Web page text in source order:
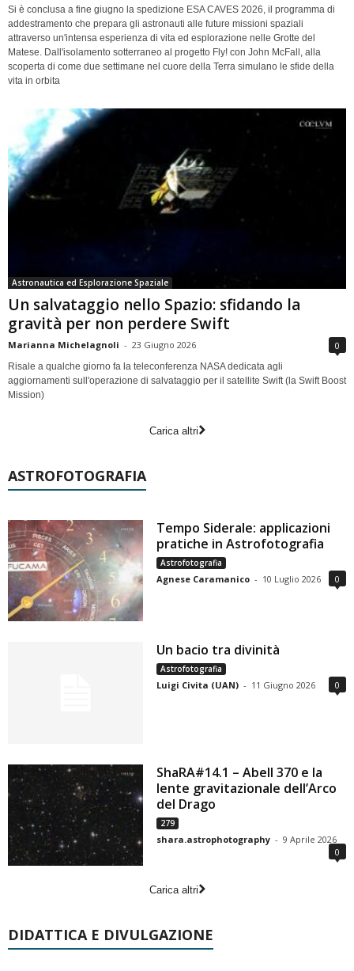
Si è conclusa a fine giugno la spedizione ESA CAVES 2026, il programma di
addestramento che prepara gli astronauti alle future missioni spaziali
attraverso un'intensa esperienza di vita ed esplorazione nelle Grotte del
Matese. Dall'isolamento sotterraneo al progetto Fly! con John McFall, alla
scoperta di come due settimane nel cuore della Terra simulano le sfide della
vita in orbita
Astronautica ed Esplorazione Spaziale
Un salvataggio nello Spazio: sfidando la
gravità per non perdere Swift
Marianna Michelagnoli - 23 Giugno 2026 0
Risale a qualche giorno fa la teleconferenza NASA dedicata agli
aggiornamenti sull'operazione di salvataggio per il satellite Swift (la Swift Boost
Mission)
Carica altri
ASTROFOTOGRAFIA
Tempo Siderale: applicazioni
pratiche in Astrofotografia
Astrofotografia
Agnese Caramanico - 10 Luglio 2026 0
Un bacio tra divinità
Astrofotografia
Luigi Civita (UAN) - 11 Giugno 2026 0
ShaRA#14.1 – Abell 370 e la
lente gravitazionale dell’Arco
del Drago
279
shara.astrophotography - 9 Aprile 2026
0
Carica altri
DIDATTICA E DIVULGAZIONE